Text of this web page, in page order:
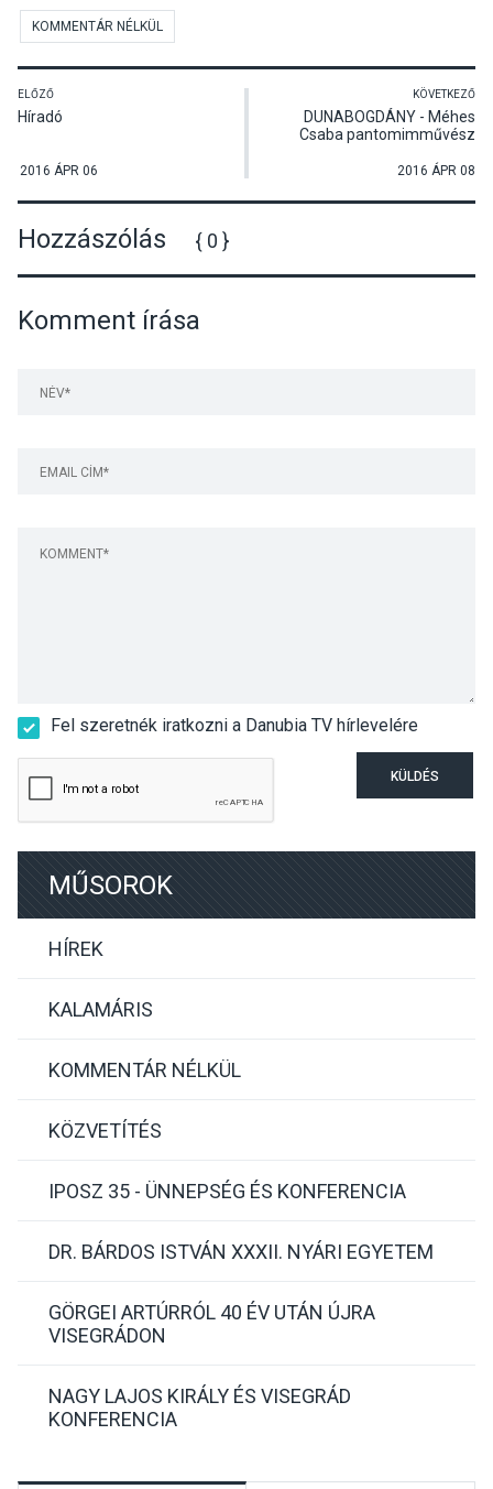
KOMMENTÁR NÉLKÜL
ELŐZŐ
Híradó
2016 ÁPR 06
KÖVETKEZŐ
DUNABOGDÁNY - Méhes
Csaba pantomimművész
előadása
2016 ÁPR 08
Hozzászólás { 0 }
Komment írása
Fel szeretnék iratkozni a Danubia TV hírlevelére
KÜLDÉS
MŰSOROK
HÍREK
KALAMÁRIS
KOMMENTÁR NÉLKÜL
KÖZVETÍTÉS
IPOSZ 35 - ÜNNEPSÉG ÉS KONFERENCIA
DR. BÁRDOS ISTVÁN XXXII. NYÁRI EGYETEM
GÖRGEI ARTÚRRÓL 40 ÉV UTÁN ÚJRA
VISEGRÁDON
NAGY LAJOS KIRÁLY ÉS VISEGRÁD
KONFERENCIA